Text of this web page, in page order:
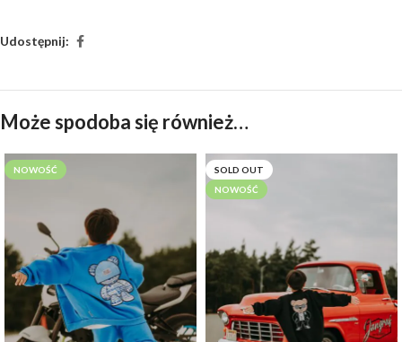
Udostępnij:
Może spodoba się również…
NOWOŚĆ
SOLD OUT
NOWOŚĆ